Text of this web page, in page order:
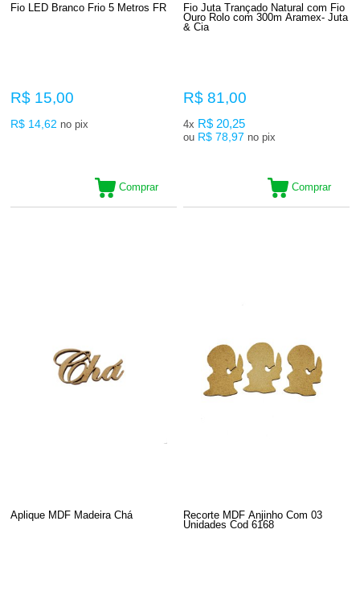
Fio LED Branco Frio 5 Metros FR
R$ 15,00
R$ 14,62 no pix
Comprar
Fio Juta Trançado Natural com Fio
Ouro Rolo com 300m Aramex- Juta
& Cia
R$ 81,00
4x R$ 20,25
ou R$ 78,97 no pix
Comprar
Aplique MDF Madeira Ch
Recorte MDF Anjinho Com 03
Unidades Cod 6168